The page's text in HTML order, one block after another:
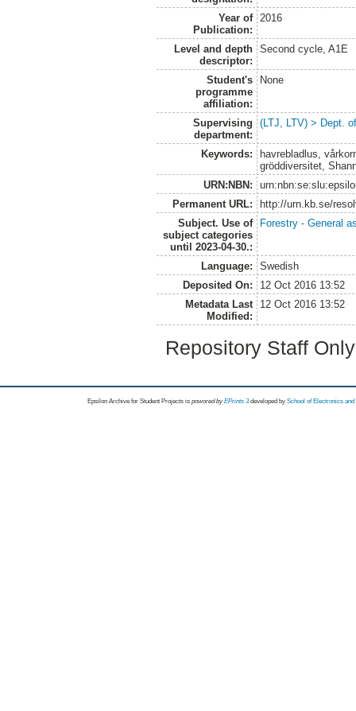
Year of
Publication:
2016
Level and depth
descriptor:
Second cycle, A1E
Student's
programme
affiliation:
None
Supervising
department:
(LTJ, LTV) > Dept.
Keywords:
havrebladlus,
gröddiversitet,
URN:NBN:
Permanent URL:
http://urn.kb.se/
Subject. Use of
subject categories
until 2023-04-30.:
Forestry - General
Language:
Swedish
Deposited On:
12 Oct 2016 13:52
Metadata Last
Modified:
12 Oct 2016 13:52
Repository Staff
Epsilon Archive for Student Projects is powored byEPrints 3 developed by School of Electronics